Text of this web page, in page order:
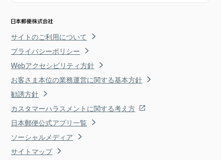
サイトのご利用について
プライバシーポリシー
Webアクセシビリティ方針
お客さま本位の業務運営に関する基本方針
勧誘方針
カスタマーハラスメントに関する考え方
日本郵便公式アプリ一覧
ソーシャルメディア
サイトマップ